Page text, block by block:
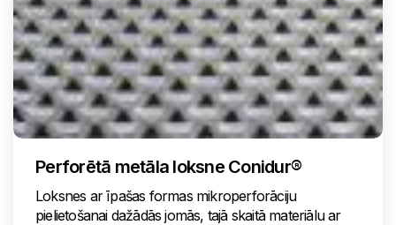
Perforētā metāla loksne Conidur®
Loksnes ar īpašas formas mikroperforāciju
pielietošanai dažādās jomās, tajā skaitā materiālu ar